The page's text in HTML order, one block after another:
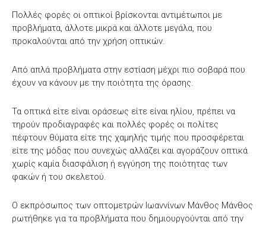
Πολλές φορές οι οπτικοί βρίσκονται αντιμέτωποι με
προβλήματα, άλλοτε μικρά και άλλοτε μεγάλα, που
προκαλούνται από την χρήση οπτικών.
Από απλά προβλήματα στην εστίαση μέχρι πιο σοβαρά που
έχουν να κάνουν με την ποιότητα της όρασης.
Τα οπτικά είτε είναι οράσεως είτε είναι ηλίου, πρέπει να
τηρούν προδιαγραφές και πολλές φορές οι πολίτες
πέφτουν θύματα είτε της χαμηλής τιμής που προσφέρεται
είτε της μόδας που συνεχώς αλλάζει και αγοράζουν οπτικά
χωρίς καμία διασφάλιση ή εγγύηση της ποιότητας των
φακών ή του σκελετού.
Ο εκπρόσωπος των οπτομετρών Ιωαννίνων Μάνθος Μάνθος
ρωτήθηκε για τα προβλήματα που δημιουργούνται από την